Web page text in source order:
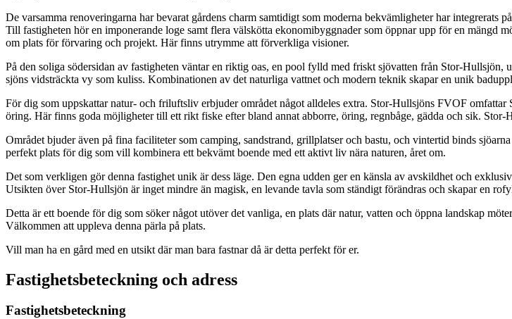
De varsamma renoveringarna har bevarat gårdens charm samtidigt som moderna bekvämligheter har integrerats
Till fastigheten hör en imponerande loge samt flera välskötta ekonomibyggnader som öppnar upp för en mängd
om plats för förvaring och projekt. Här finns utrymme att förverkliga visioner.
På den soliga södersidan av fastigheten väntar en riktig oas, en pool fylld med friskt sjövatten från Stor-
sjöns vidsträckta vy som kuliss. Kombinationen av det naturliga vattnet och modern teknik skapar en unik
För dig som uppskattar natur- och friluftsliv erbjuder området något alldeles extra. Stor-Hullsjöns FVOF
öring. Här finns goda möjligheter till ett rikt fiske efter bland annat abborre, öring, regnbåge, gädda och sik.
Området bjuder även på fina faciliteter som camping, sandstrand, grillplatser och bastu, och vintertid binds
perfekt plats för dig som vill kombinera ett bekvämt boende med ett aktivt liv nära naturen, året om.
Det som verkligen gör denna fastighet unik är dess läge. Den egna udden ger en känsla av avskildhet och
Utsikten över Stor-Hullsjön är inget mindre än magisk, en levande tavla som ständigt förändras och skapar en
Detta är ett boende för dig som söker något utöver det vanliga, en plats där natur, vatten och öppna landskap
Välkommen att uppleva denna pärla på plats.
Vill man ha en gård med en utsikt där man bara fastnar då är detta perfekt för er.
Fastighetsbeteckning och adress
Fastighetsbeteckning